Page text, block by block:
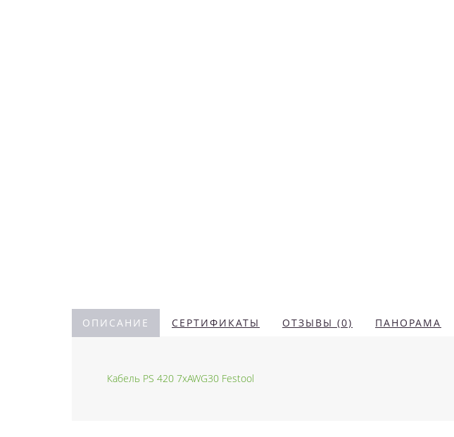
ОПИСАНИЕ СЕРТИФИКАТЫ ОТЗЫВЫ (0) ПАНОРАМА
Кабель PS 420 7xAWG30 Festool